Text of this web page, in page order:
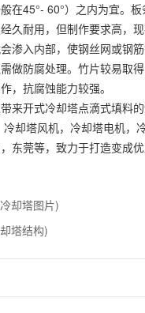
45°- 60°）之内为宜。
久耐用，但制作要求高，
渗入内部，使钢丝网或钢
做防腐处理。竹片较易取
，抗腐蚀能力较强。
来开式冷却塔点滴式填料
却塔风机，冷却塔电机，
莞等，致力于打造变成
却塔图片)
塔结构)